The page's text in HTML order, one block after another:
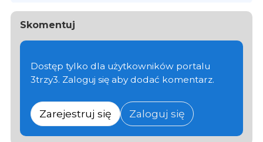
Skomentuj
Dostęp tylko dla użytkowników portalu
3trzy3. Zaloguj się aby dodać komentarz.
Zarejestruj się Zaloguj się